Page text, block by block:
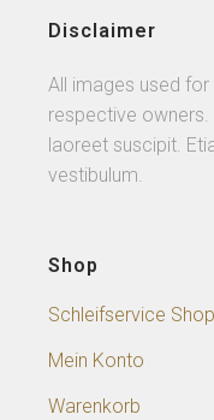
Disclaimer
All images used
respective owners.
laoreet suscipit.
vestibulum.
Shop
Schleifservice Shop
Mein Konto
Warenkorb